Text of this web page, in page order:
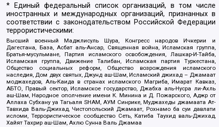
* Единый федеральный список организаций, в том числе
иностранных и международных организаций, признанных в
соответствии с законодательством Российской Федерации
террористическими:
Высший военный Маджлисуль Шура, Конгресс народов Ичкерии и
Дагестана, База, Асбат аль-Ансар, Священная война, Исламская группа,
Братья-мусульмане, Партия исламского освобождения, Лашкар-И-Тайба,
Исламская группа, Движение Талибан, Исламская партия Туркестана,
Общество социальных реформ, Общество возрождения исламского
наследия, Дом двух святых, Джунд аш-Шам, Исламский джихад – Джамаат
моджахедов, Аль-Каида в странах исламского Магриба, Имарат Кавказ,
АБТО, Правый сектор, Исламское государство, Джабха аль-Нусра ли-Ахль
аш-Шам, Народное ополчение имени К. Минина и Д. Пожарского, Аджр от
Аллаха Субхану уа Тагьаля SHAM, АУМ Синрике, Муджахеды джамаата Ат-
Тавхида Валь-Джихад, Чистопольский Джамаат, Рохнамо ба суи давлати
исломи, Террористическое сообщество Сеть, Катиба Таухид валь-Джихад,
Хайят Тахрир аш-Шам, Ахлю Сунна Валь Джамаа